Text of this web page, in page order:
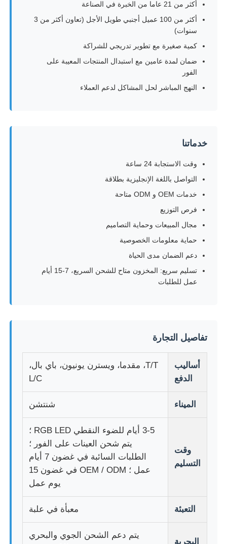
قاد شاشة فيلم شفاف
شاشة LED شفافة
شاشة عرض شفافة
أكثر من 21 عاما من الخبرة في الصناعة
أكثر من 100 عميل أجنبي طويل الأجل (تعاون أكثر من 3
سنوات)
كمية صغيرة مع تطوير تدريجي للشراكة
ضمان لمدة عامين مع استبدال المنتجات المعيبة على
الفور
النهج المباشر لحل المشاكل لدعم العملاء
خدماتنا
وقت الاستجابة 24 ساعة
التواصل باللغة الإنجليزية بطلاقة
خدمات OEM و ODM متاحة
فرص التوزيع
مجال المبيعات وحماية التصاميم
حماية معلومات الخصوصية
دعم الضمان مدى الحياة
تسليم سريع: المخزون متاح للشحن السريع، 7-15 أيام
عمل للطلبات
تفاصيل التجارة
أساليب
الدفع
T/T، مقدما، ويسترن يونيون، باي بال،
L/C
الميناء شنتشن
وقت
التسليم
3-5 أيام للضوء النقطي RGB LED ؛
يتم شحن العينات على الفور ؛
الطلبات السائبة في غضون 7 أيام
عمل ؛ OEM / ODM في غضون 15
يوم عمل
التعبئة معبأة في علبة
البحرية
يتم دعم الشحن الجوي والبحري